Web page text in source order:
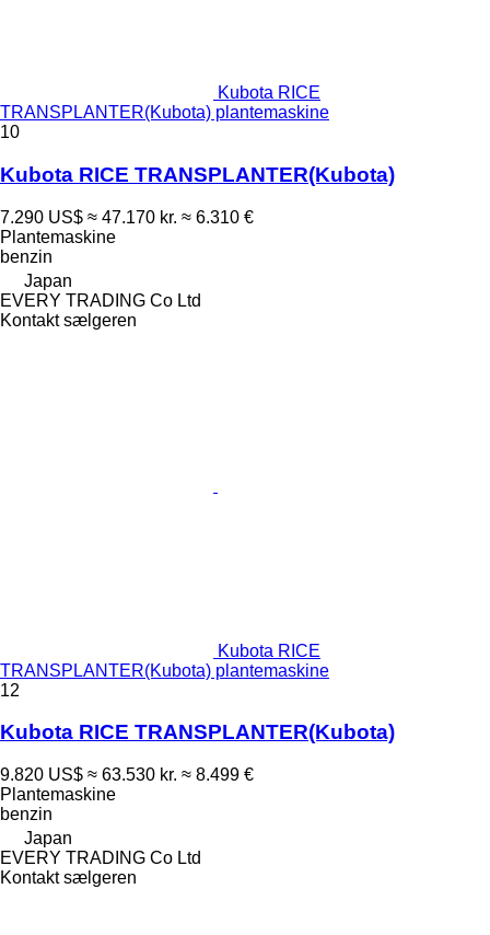
Kubota RICE
TRANSPLANTER(Kubota) plantemaskine
10
Kubota RICE TRANSPLANTER(Kubota)
7.290 US$ ≈ 47.170 kr. ≈ 6.310 €
Plantemaskine
benzin
Japan
EVERY TRADING Co Ltd
Kontakt sælgeren
Kubota RICE
TRANSPLANTER(Kubota) plantemaskine
12
Kubota RICE TRANSPLANTER(Kubota)
9.820 US$ ≈ 63.530 kr. ≈ 8.499 €
Plantemaskine
benzin
Japan
EVERY TRADING Co Ltd
Kontakt sælgeren